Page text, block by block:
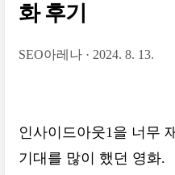
화 후기
SEO아레나 2024. 8. 13.
인사이드아웃1을 너무
기대를 많이 했던 영화.